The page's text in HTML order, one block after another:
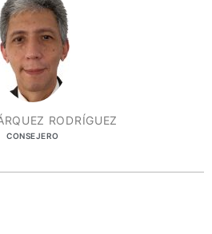
RODRÍGUEZ
CONSEJERO